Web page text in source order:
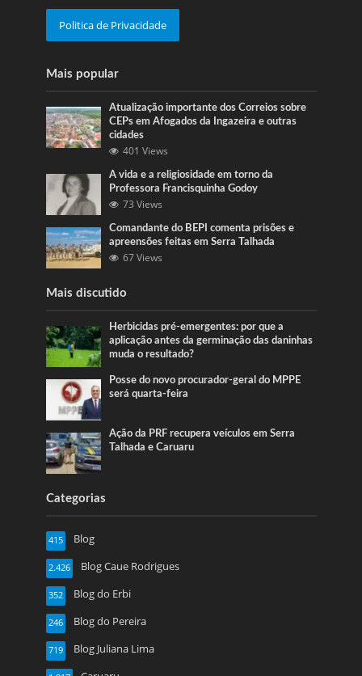
Politica de Privacidade
Mais popular
Atualização importante dos Correios sobre
CEPs em Afogados da Ingazeira e outras
cidades
401 Views
A vida e a religiosidade em torno da
Professora Francisquinha Godoy
73 Views
Comandante do BEPI comenta prisões e
apreensões feitas em Serra Talhada
67 Views
Mais discutido
Herbicidas pré-emergentes: por que a
aplicação antes da germinação das daninhas
muda o resultado?
Posse do novo procurador-geral do MPPE
será quarta-feira
Ação da PRF recupera veículos em Serra
Talhada e Caruaru
Categorias
Blog
415
Blog Caue Rodrigues
2.426
Blog do Erbi
352
Blog do Pereira
246
Blog Juliana Lima
719